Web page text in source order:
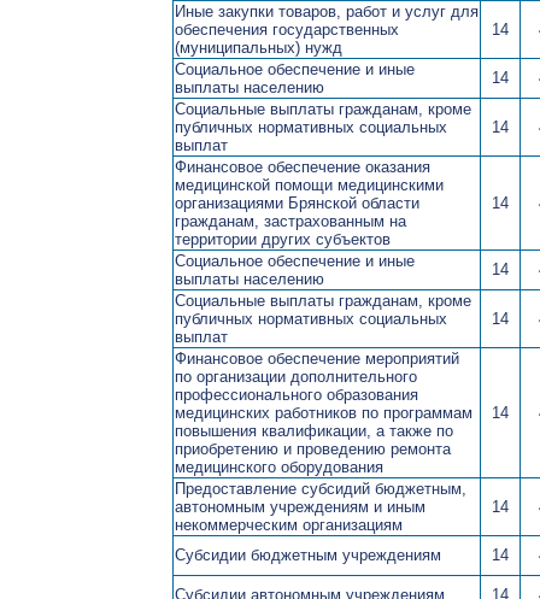
Иные закупки товаров, работ и услуг для
обеспечения государственных
(муниципальных) нужд
14
Социальное обеспечение и иные
выплаты населению
14
Социальные выплаты гражданам, кроме
публичных нормативных социальных
выплат
14
Финансовое обеспечение оказания
медицинской помощи медицинскими
организациями Брянской области
гражданам, застрахованным на
территории других субъектов
14
Социальное обеспечение и иные
выплаты населению
14
Социальные выплаты гражданам, кроме
публичных нормативных социальных
выплат
14
Финансовое обеспечение мероприятий
по организации дополнительного
профессионального образования
медицинских работников по программам
повышения квалификации, а также по
приобретению и проведению ремонта
медицинского оборудования
14
Предоставление субсидий бюджетным,
автономным учреждениям и иным
некоммерческим организациям
14
Субсидии бюджетным учреждениям 14
Субсидии автономным учреждениям 14